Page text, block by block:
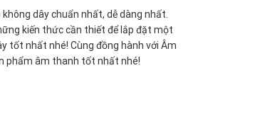
dây chuẩn nhất, dễ dàng nhất.
kiến thức cần thiết để lắp đặt một
tốt nhất nhé! Cùng đồng hành với Âm
phẩm âm thanh tốt nhất nhé!